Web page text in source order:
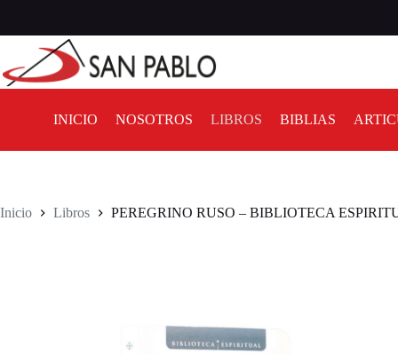
INICIO NOSOTROS LIBROS BIBLIAS
Inicio Libros PEREGRINO RUSO – BIBLIOTECA